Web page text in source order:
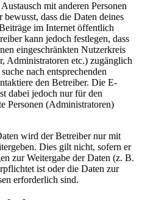
mit anderen Personen
dass die Daten deines
im Internet öffentlich
kann jedoch festlegen, dass
eingeschränkten Nutzerkreis
Administratoren etc.) zugänglich
nach entsprechenden
den Betreiber. Die E-
dabei jedoch nur für den
Personen (Administratoren)
wird der Betreiber nur mit
Dies gilt nicht, sofern er
zur Weitergabe der Daten (z. B.
ist oder die Daten zur
erforderlich sind.